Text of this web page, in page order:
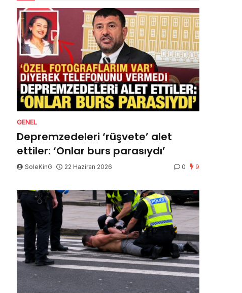
GENEL
Depremzedeleri ‘rüşvete’ alet
ettiler: ‘Onlar burs parasıydı’
SoleKinG 22 Haziran 2026 0 9